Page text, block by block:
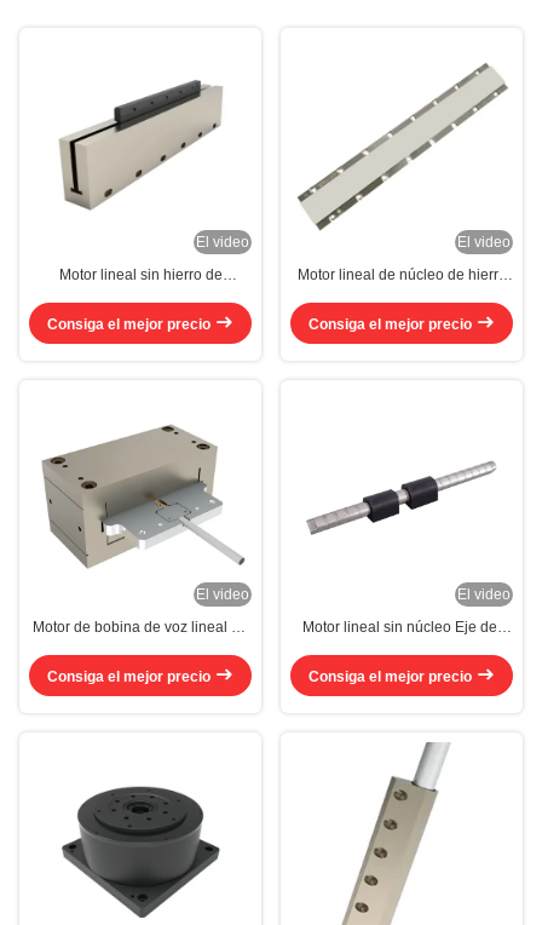
El video
Motor lineal sin hierro de
Motor lineal sin broche sin núcleo
Consiga el mejor precio
El video
Motor lineal de núcleo de hierro
1080N Motor de núcleo de hierro
Consiga el mejor precio
El video
Motor de bobina de voz lineal de
del motor de bobina de voz
Consiga el mejor precio
El video
Motor lineal sin núcleo Eje del
Consiga el mejor precio